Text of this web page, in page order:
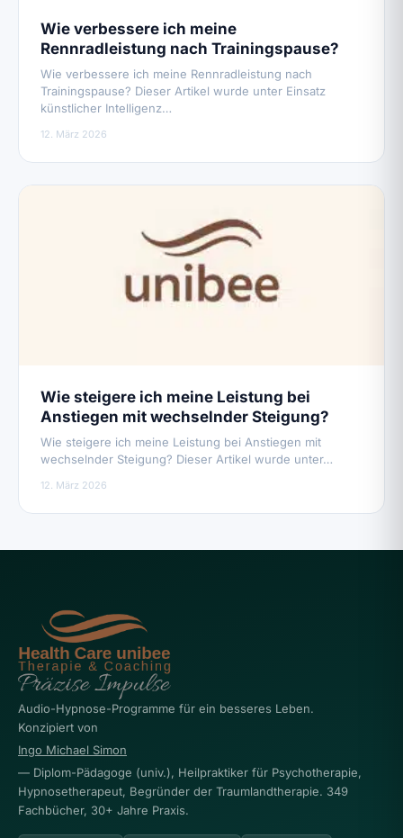
Wie verbessere ich meine
Rennradleistung nach Trainingspause?
Wie verbessere ich meine Rennradleistung nach
Trainingspause? Dieser Artikel wurde unter Einsatz
künstlicher Intelligenz…
12. März 2026
Wie steigere ich meine Leistung bei
Anstiegen mit wechselnder Steigung?
Wie steigere ich meine Leistung bei Anstiegen mit
wechselnder Steigung? Dieser Artikel wurde unter…
12. März 2026
Audio-Hypnose-Programme für ein besseres Leben.
Konzipiert von
Ingo Michael Simon
— Diplom-Pädagoge (univ.), Heilpraktiker für Psychotherapie,
Hypnosetherapeut, Begründer der Traumlandtherapie. 349
Fachbücher, 30+ Jahre Praxis.